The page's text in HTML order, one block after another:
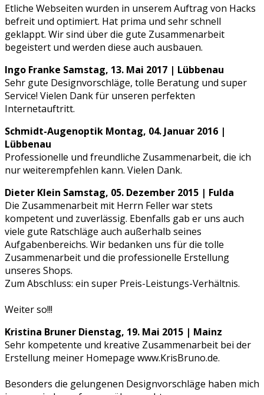
Etliche Webseiten wurden in unserem Auftrag von Hacks
befreit und optimiert. Hat prima und sehr schnell
geklappt. Wir sind über die gute Zusammenarbeit
begeistert und werden diese auch ausbauen.
Ingo Franke Samstag, 13. Mai 2017 | Lübbenau
Sehr gute Designvorschläge, tolle Beratung und super
Service! Vielen Dank für unseren perfekten
Internetauftritt.
Schmidt-Augenoptik Montag, 04. Januar 2016 |
Lübbenau
Professionelle und freundliche Zusammenarbeit, die ich
nur weiterempfehlen kann. Vielen Dank.
Dieter Klein Samstag, 05. Dezember 2015 | Fulda
Die Zusammenarbeit mit Herrn Feller war stets
kompetent und zuverlässig. Ebenfalls gab er uns auch
viele gute Ratschläge auch außerhalb seines
Aufgabenbereichs. Wir bedanken uns für die tolle
Zusammenarbeit und die professionelle Erstellung
unseres Shops.
Zum Abschluss: ein super Preis-Leistungs-Verhältnis.
Weiter so!!!
Kristina Bruner Dienstag, 19. Mai 2015 | Mainz
Sehr kompetente und kreative Zusammenarbeit bei der
Erstellung meiner Homepage www.KrisBruno.de.
Besonders die gelungenen Designvorschläge haben mich